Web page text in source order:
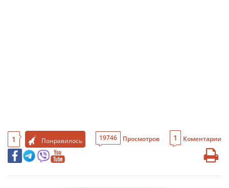
1 Понравилось 19746 Просмотров 1 Коментарии